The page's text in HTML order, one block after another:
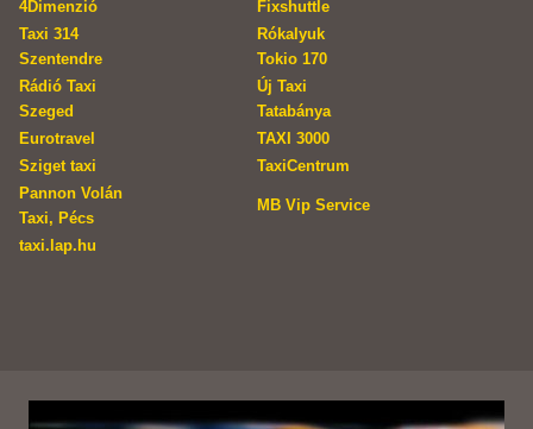
4Dimenzió
Fixshuttle
Taxi 314
Szentendre
Rókalyuk
Tokio 170
Rádió Taxi
Szeged
Új Taxi
Tatabánya
Eurotravel
TAXI 3000
Sziget taxi
TaxiCentrum
Pannon Volán
Taxi, Pécs
MB Vip Service
taxi.lap.hu